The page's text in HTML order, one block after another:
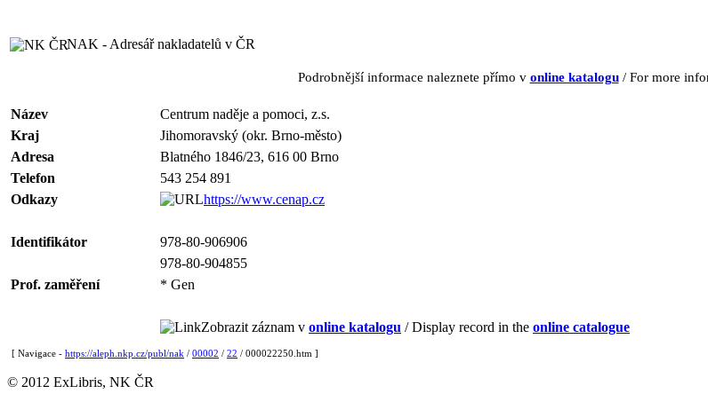
NAK - Adresář nakladatelů v ČR
Podrobnější informace naleznete přímo v online katalogu/ For more
Název
Centrum naděje a pomoci, z.s.
Kraj
Jihomoravský (okr. Brno-město)
Adresa
Blatného 1846/23, 616 00 Brno
Telefon
543 254 891
Odkazy
https://www.cenap.cz
Identifikátor
978-80-906906
978-80-904855
Prof. zaměření
* Gen
Zobrazit záznam v online katalogu / Display record in the online catalogue
[ Navigace - https://aleph.nkp.cz/publ/nak / 00002 / 22 / 000022250.htm ]
© 2012 ExLibris, NK ČR